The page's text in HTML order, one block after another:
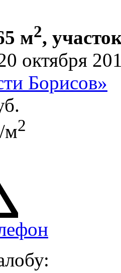
м2,
октября
Борисов»
м2